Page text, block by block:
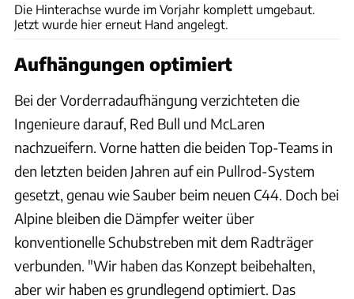
Die Hinterachse wurde im Vorjahr komplett umgebaut.
Jetzt wurde hier erneut Hand angelegt.
Aufhängungen optimiert
Bei der Vorderradaufhängung verzichteten die
Ingenieure darauf, Red Bull und McLaren
nachzueifern. Vorne hatten die beiden Top-Teams in
den letzten beiden Jahren auf ein Pullrod-System
gesetzt, genau wie Sauber beim neuen C44. Doch bei
Alpine bleiben die Dämpfer weiter über
konventionelle Schubstreben mit dem Radträger
verbunden. "Wir haben das Konzept beibehalten,
aber wir haben es grundlegend optimiert. Das